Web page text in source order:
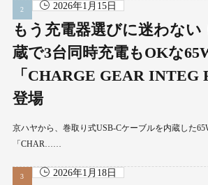
2026年1月15日
もう充電器選びに迷わない
蔵で3台同時充電もOKな
「CHARGE GEAR INTEG
登場
京ハヤから、巻取り式USB-Cケーブルを内蔵した
「CHAR……
2026年1月18日